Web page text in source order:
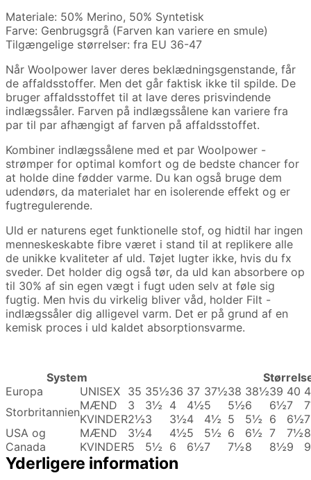
Materiale: 50% Merino, 50% Syntetisk
Farve: Genbrugsgrå (Farven kan variere en smule)
Tilgængelige størrelser: fra EU 36-47
Når Woolpower laver deres beklædningsgenstande, får
de affaldsstoffer. Men det går faktisk ikke til spilde. De
bruger affaldsstoffet til at lave deres prisvindende
indlægssåler. Farven på indlægssålene kan variere fra
par til par afhængigt af farven på affaldsstoffet.
Kombiner indlægssålene med et par Woolpower -
strømper for optimal komfort og de bedste chancer for
at holde dine fødder varme. Du kan også bruge dem
udendørs, da materialet har en isolerende effekt og er
fugtregulerende.
Uld er naturens eget funktionelle stof, og hidtil har ingen
menneskeskabte fibre været i stand til at replikere alle
de unikke kvaliteter af uld. Tøjet lugter ikke, hvis du fx
sveder. Det holder dig også tør, da uld kan absorbere op
til 30% af sin egen vægt i fugt uden selv at føle sig
fugtig. Men hvis du virkelig bliver våd, holder Filt -
indlægssåler dig alligevel varm. Det er på grund af en
kemisk proces i uld kaldet absorptionsvarme.
System
Europa
UNISEX 35 35½36 37 37½38 38½39 40
StorbritannienMÆND 3 3½ 4 4½5 5½6 6½7
KVINDER2½3 3½4 4½ 5 5½ 6 6½7
USA og
Canada
MÆND 3½4 4½5 5½ 6 6½ 7 7½8
KVINDER5 5½ 6 6½7 7½8 8½9
Yderligere information